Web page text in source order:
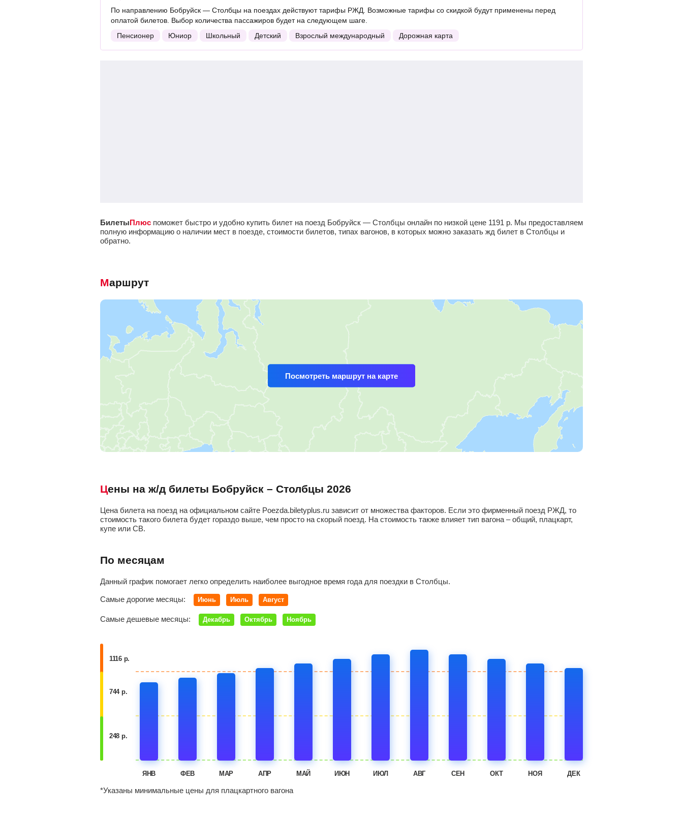
По направлению Бобруйск — Столбцы на поездах действуют тарифы РЖД. Возможные тарифы со скидкой будут применены перед
оплатой билетов. Выбор количества пассажиров будет на следующем шаге.
Пенсионер
Юниор Школьный Детский Взрослый международный Дорожная карта
БилетыПлюс поможет быстро и удобно купить билет на поезд Бобруйск — Столбцы онлайн по низкой цене 1191 р. Мы предоставляем
полную информацию о наличии мест в поезде, стоимости билетов, типах вагонов, в которых можно заказать жд билет в Столбцы и
обратно.
Маршрут
Посмотреть маршрут на карте
Цены на ж/д билеты Бобруйск – Столбцы 2026
Цена билета на поезд на официальном сайте Poezda.biletyplus.ru зависит от множества факторов. Если это фирменный поезд РЖД, то
стоимость такого билета будет гораздо выше, чем просто на скорый поезд. На стоимость также влияет тип вагона – общий, плацкарт,
купе или СВ.
По месяцам
Данный график помогает легко определить наиболее выгодное время года для поездки в Столбцы.
Самые дорогие месяцы: Июнь Июль Август
Самые дешевые месяцы: Декабрь Октябрь Ноябрь
1116 р.
744 р.
248 р.
ЯНВ ФЕВ МАР АПР МАЙ ИЮН ИЮЛ АВГ СЕН ОКТ НОЯ ДЕК
*Указаны минимальные цены для плацкартного вагона